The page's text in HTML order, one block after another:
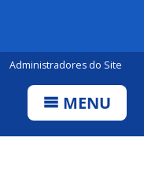
Administradores do Site
MENU